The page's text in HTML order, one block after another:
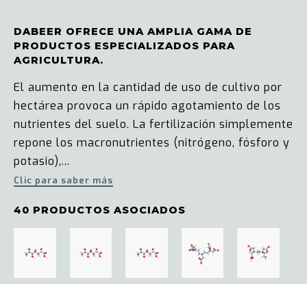
DABEER OFRECE UNA AMPLIA GAMA DE
PRODUCTOS ESPECIALIZADOS PARA
AGRICULTURA.
El aumento en la cantidad de uso de cultivo por
hectárea provoca un rápido agotamiento de los
nutrientes del suelo. La fertilización simplemente
repone los macronutrientes (nitrógeno, fósforo y
potasio),...
Clic para saber más
40 PRODUCTOS ASOCIADOS